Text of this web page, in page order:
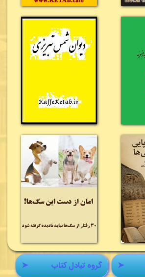
➤ گروه تبادل کتاب ➤